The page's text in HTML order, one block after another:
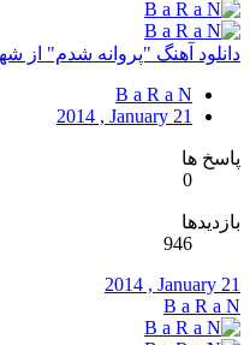
دانلود آهنگ "پروانه شدم" از
B a R a N
2014 , January 21
پاسخ ها
0
بازدیدها
946
2014 , January 21
B a R a N